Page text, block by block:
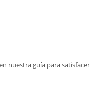
nuestra guía para